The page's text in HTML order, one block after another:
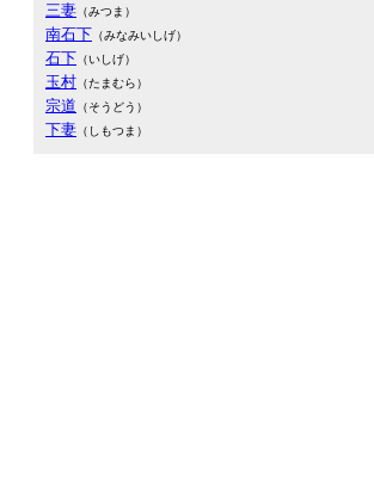
三妻 （みつま）
南石下 （みなみいしげ）
石下 （いしげ）
玉村 （たまむら）
宗道 （そうどう）
下妻 （しもつま）